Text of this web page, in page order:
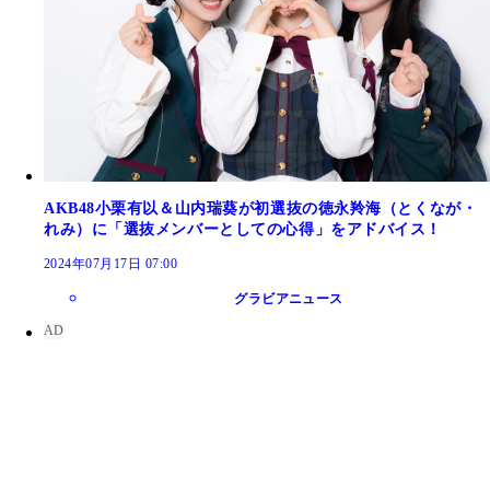
AKB48小栗有以＆山内瑞葵が初選抜の徳永羚海（とくなが・
れみ）に「選抜メンバーとしての心得」をアドバイス！
2024年07月17日 07:00
グラビアニュース